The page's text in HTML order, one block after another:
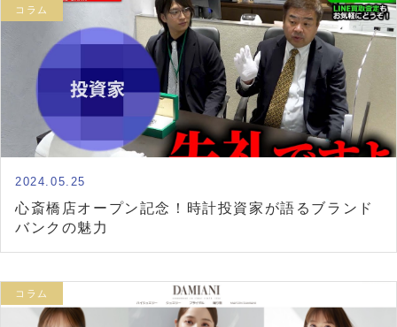
コラム
2024.05.25
心斎橋店オープン記念！時計投資家が語るブランド
バンクの魅力
コラム